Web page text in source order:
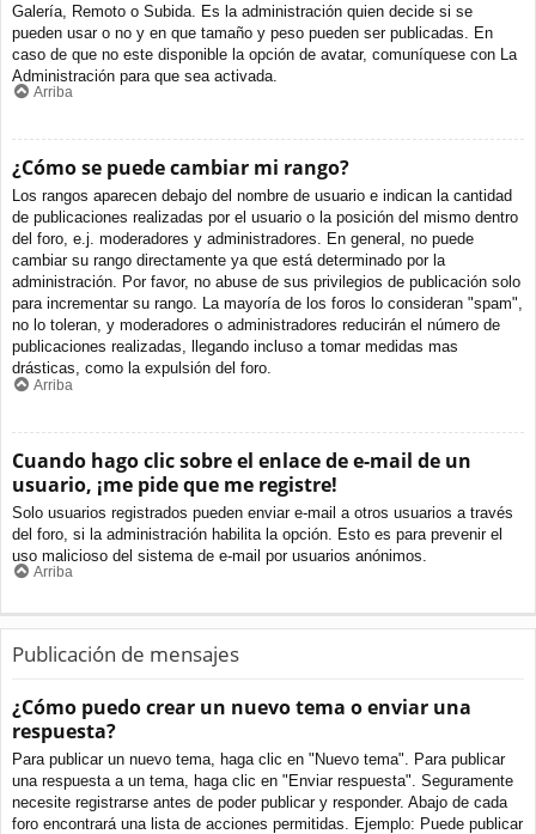
Galería, Remoto o Subida. Es la administración quien decide si se
pueden usar o no y en que tamaño y peso pueden ser publicadas. En
caso de que no este disponible la opción de avatar, comuníquese con La
Administración para que sea activada.
Arriba
¿Cómo se puede cambiar mi rango?
Los rangos aparecen debajo del nombre de usuario e indican la cantidad
de publicaciones realizadas por el usuario o la posición del mismo dentro
del foro, e.j. moderadores y administradores. En general, no puede
cambiar su rango directamente ya que está determinado por la
administración. Por favor, no abuse de sus privilegios de publicación solo
para incrementar su rango. La mayoría de los foros lo consideran "spam",
no lo toleran, y moderadores o administradores reducirán el número de
publicaciones realizadas, llegando incluso a tomar medidas mas
drásticas, como la expulsión del foro.
Arriba
Cuando hago clic sobre el enlace de e-mail de un
usuario, ¡me pide que me registre!
Solo usuarios registrados pueden enviar e-mail a otros usuarios a través
del foro, si la administración habilita la opción. Esto es para prevenir el
uso malicioso del sistema de e-mail por usuarios anónimos.
Arriba
Publicación de mensajes
¿Cómo puedo crear un nuevo tema o enviar una
respuesta?
Para publicar un nuevo tema, haga clic en "Nuevo tema". Para publicar
una respuesta a un tema, haga clic en "Enviar respuesta". Seguramente
necesite registrarse antes de poder publicar y responder. Abajo de cada
foro encontrará una lista de acciones permitidas. Ejemplo: Puede publicar